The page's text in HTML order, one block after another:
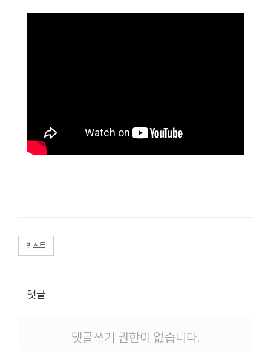
리스트
댓글
댓글쓰기 권한이 없습니다.